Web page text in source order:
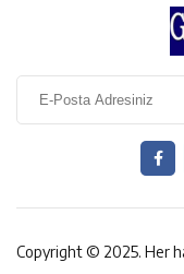
Copyright © 2025. Her